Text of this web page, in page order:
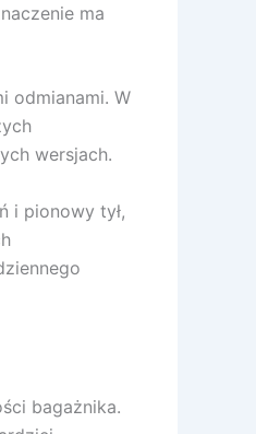
ma
odmianami. W
wersjach.
i pionowy tył,
bagażnika.